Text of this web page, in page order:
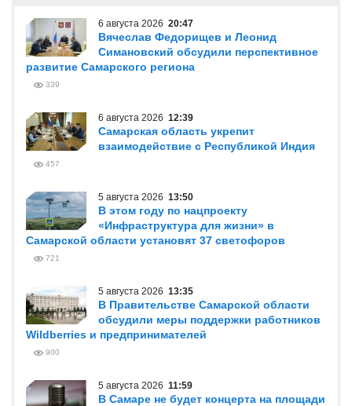
6 августа 2026 20:47
Вячеслав Федорищев и Леонид
Симановский обсудили перспективное
развитие Самарского региона
339
6 августа 2026 12:39
Самарская область укрепит
взаимодействие с Республикой Индия
457
5 августа 2026 13:50
В этом году по нацпроекту
«Инфраструктура для жизни» в
Самарской области установят 37 светофоров
721
5 августа 2026 13:35
В Правительстве Самарской области
обсудили меры поддержки работников
Wildberries и предпринимателей
900
5 августа 2026 11:59
В Самаре не будет концерта на площади